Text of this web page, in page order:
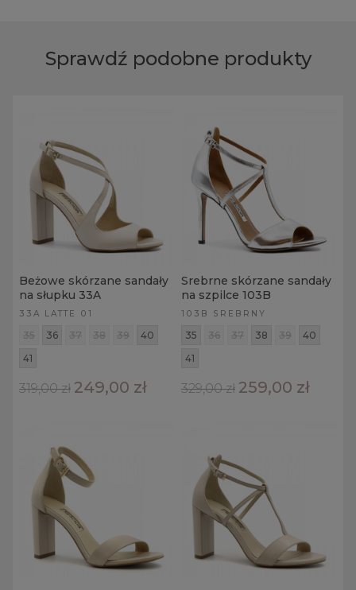
Sprawdź podobne produkty
Beżowe skórzane sandały
na słupku 33A
33A LATTE 01
35 36 37 38 39
40
41
319,00 zł 249,00 zł
Srebrne skórzane sandały
na szpilce 103B
103B SREBRNY
35 36 37 38 39
40
41
329,00 zł 259,00 zł